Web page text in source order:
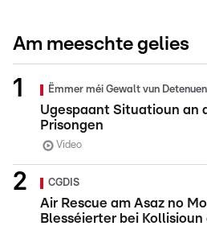
Am meeschte gelies
Ëmmer méi Gewalt vun Detenuen
Ugespaant Situatioun an
Prisongen
Video
CGDIS
Air Rescue am Asaz no
Blesséierter bei Kollisioun